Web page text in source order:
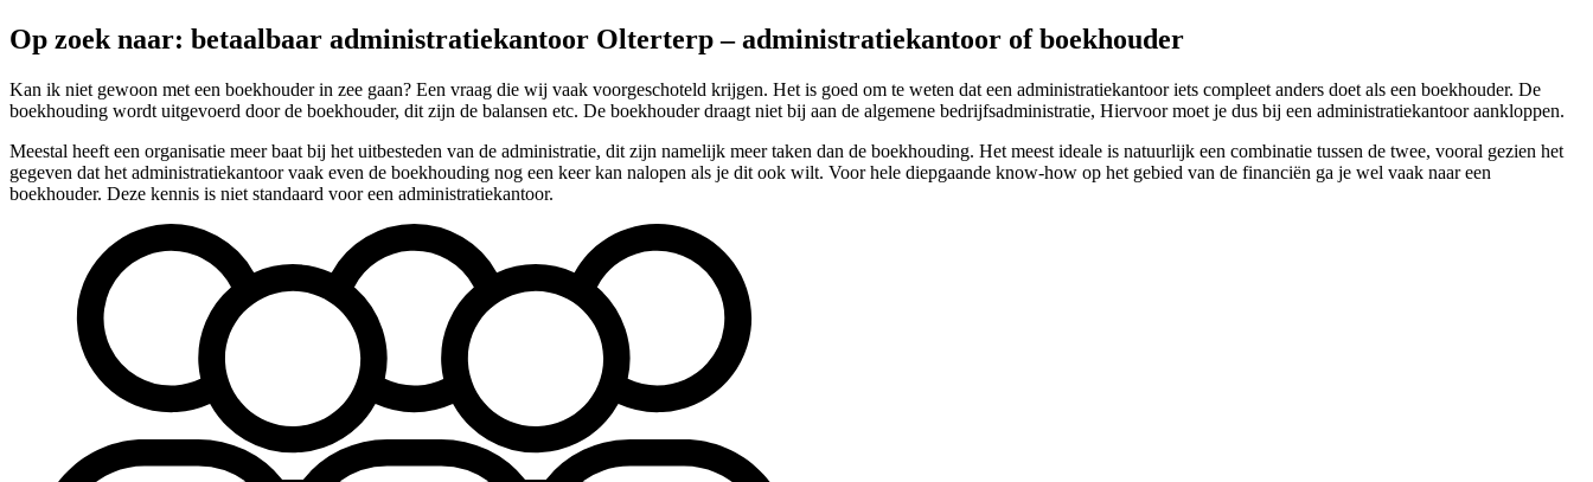
Op zoek naar: betaalbaar administratiekantoor Olterterp – administratiekantoor of boekhouder
Kan ik niet gewoon met een boekhouder in zee gaan? Een vraag die wij vaak voorgeschoteld krijgen. Het is goed om te weten dat een administratiekantoor iets compleet anders doet als een boekhouder. De
boekhouding wordt uitgevoerd door de boekhouder, dit zijn de balansen etc. De boekhouder draagt niet bij aan de algemene bedrijfsadministratie, Hiervoor moet je dus bij een administratiekantoor aankloppen.
Meestal heeft een organisatie meer baat bij het uitbesteden van de administratie, dit zijn namelijk meer taken dan de boekhouding. Het meest ideale is natuurlijk een combinatie tussen de twee, vooral gezien het
gegeven dat het administratiekantoor vaak even de boekhouding nog een keer kan nalopen als je dit ook wilt. Voor hele diepgaande know-how op het gebied van de financiën ga je wel vaak naar een
boekhouder. Deze kennis is niet standaard voor een administratiekantoor.